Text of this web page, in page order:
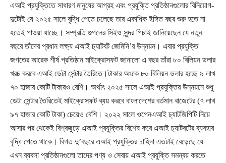
এআই প্রযুক্তিতে সাধারণ মানুষের আগ্রহ এবং প্রযুক্তি প্রতিষ্ঠানগুলোর বিনিয়োগ-
দুটোই যে ২০২৫ সালে বৃদ্ধি পেতে চলেছে তার একাধিক ইঙ্গিত বছর শুরু হতে না
হতেই পাওয়া যাচ্ছে। সম্প্রতি গুগলের সিইও সুন্দর পিচাই জানিয়েছেন যে নতুন
বছরে তাঁদের প্রধান লক্ষ্য এআই চ্যাটবট জেমিনি’র উন্নয়ন। এবার প্রযুক্তি
জগতের আরেক শীর্ষ প্রতিষ্ঠান মাইক্রোসফট জানালো এ বছর তাঁরা ৮০ বিলিয়ন ডলার
খরচ করবে এআই ডেটা সেন্টার তৈরিতে।টাকার অংকে ৮০ বিলিয়ন ডলার হচ্ছে ৯ লাখ
৭০ হাজার কোটি টাকারও বেশি। অর্থাৎ ২০২৫ সালে এআই প্রযুক্তির উন্নয়নে শুধু
ডেটা সেন্টার তৈরিতেই মাইক্রোসফট ব্যয় করবে বাংলাদেশের বর্তমান বাজেটের (৭ লাখ
৯৭ হাজার কোটি টাকা) চেয়েও বেশি। ২০২২ সালে ওপেনএআই চ্যাটজিপিটি নিয়ে
আসার পর থেকেই বিশ্বজুড়ে এআই প্রযুক্তির বিশেষ করে এআই চ্যাটবটের ব্যবহার
বৃদ্ধি পেতে থাকে। বিগত দু’বছরে এআই প্রযুক্তির চাহিদা এতটাই বেড়েছে যে
এখন ব্যবসা প্রতিষ্ঠানগুলো তাদের পণ্য ও সেবায় এআই প্রযুক্তি সমন্বয় করতে